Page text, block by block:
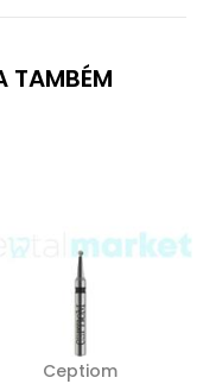
TAMBÉM
Ceptiom